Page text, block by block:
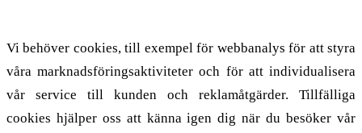
Vi behöver cookies, till exempel för webbanalys för att styra
våra marknadsföringsaktiviteter och för att individualisera
vår service till kunden och reklamåtgärder. Tillfälliga
cookies hjälper oss att känna igen dig när du besöker vår